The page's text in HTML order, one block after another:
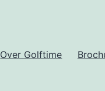
Over Golftime